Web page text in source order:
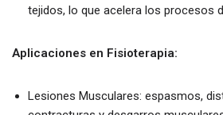
tejidos, lo que acelera los procesos
Aplicaciones en Fisioterapia:
Lesiones Musculares: espasmos,